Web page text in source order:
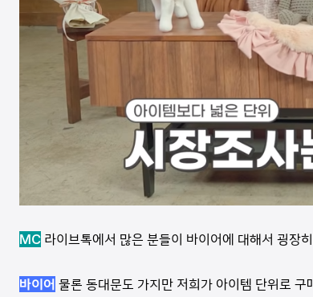
MC 라이브톡에서 많은 분들이 바이어에 대해서 굉장
바이어 물론 동대문도 가지만 저희가 아이템 단위로